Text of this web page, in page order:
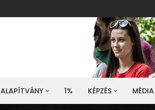
ALAPÍTVÁNY 1% KÉPZÉS MÉDIA